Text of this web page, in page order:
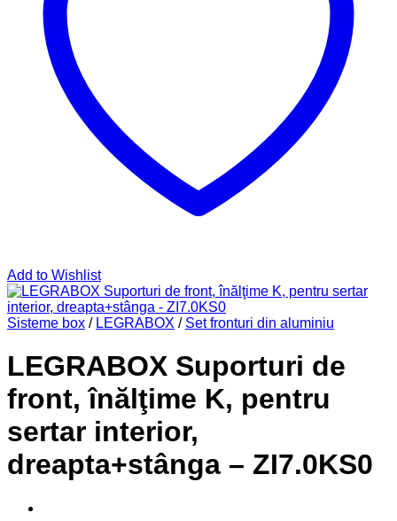
Add to Wishlist
Sisteme box / LEGRABOX / Set fronturi din aluminiu
LEGRABOX Suporturi de
front, înălţime K, pentru
sertar interior,
dreapta+stânga – ZI7.0KS0